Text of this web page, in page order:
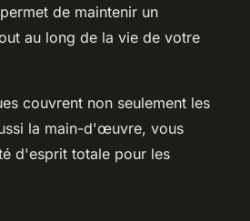
de maintenir un
au long de la vie de votre
couvrent non seulement les
la main-d'œuvre, vous
d'esprit totale pour les